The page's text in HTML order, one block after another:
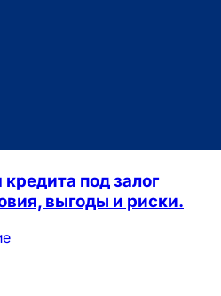
под залог
выгоды и риски.